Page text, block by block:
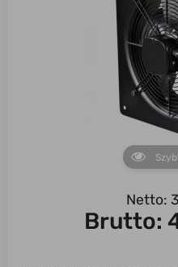
Netto:
Brutto: